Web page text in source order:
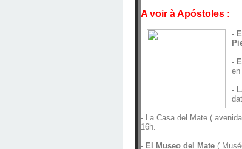
A voir à Apóstoles :
-
-
en
-
- La Casa del Mate (
16h.
- El Museo del Mate (